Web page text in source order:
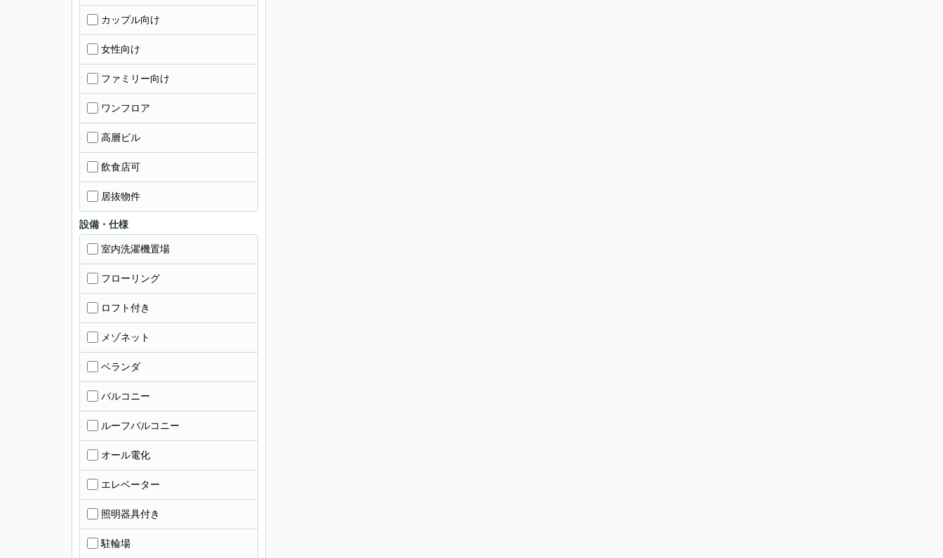
カップル向け
女性向け
ファミリー向け
ワンフロア
高層ビル
飲食店可
居抜物件
設備・仕様
室内洗濯機置場
フローリング
ロフト付き
メゾネット
ベランダ
バルコニー
ルーフバルコニー
オール電化
エレベーター
照明器具付き
駐輪場